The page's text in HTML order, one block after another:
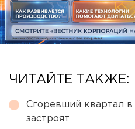
ЧИТАЙТЕ ТАКЖЕ:
Сгоревший квартал
застроят